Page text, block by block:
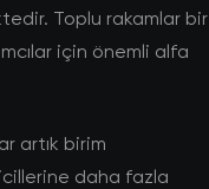
Toplu rakamlar bir
için önemli alfa
artık birim
daha fazla